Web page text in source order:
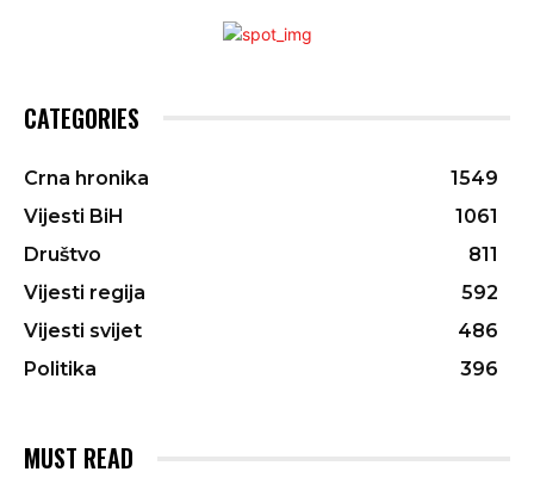
CATEGORIES
Crna hronika
1549
Vijesti BiH
1061
Društvo
811
Vijesti regija
592
Vijesti svijet
486
Politika
396
MUST READ